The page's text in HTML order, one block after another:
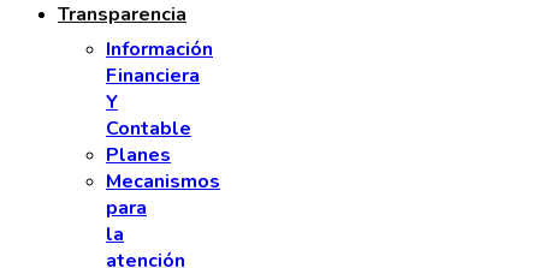
Transparencia
Información
Financiera
Y
Contable
Planes
Mecanismos
para
la
atención